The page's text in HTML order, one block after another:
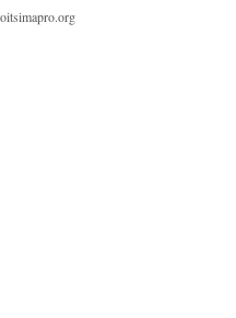
oitsimapro.org